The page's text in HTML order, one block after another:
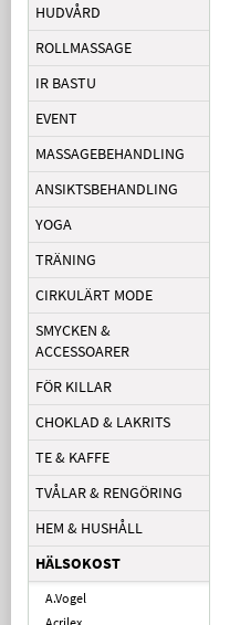
HUDVÅRD
ROLLMASSAGE
IR BASTU
EVENT
MASSAGEBEHANDLING
ANSIKTSBEHANDLING
YOGA
TRÄNING
CIRKULÄRT MODE
SMYCKEN &
ACCESSOARER
FÖR KILLAR
CHOKLAD & LAKRITS
TE & KAFFE
TVÅLAR & RENGÖRING
HEM & HUSHÅLL
HÄLSOKOST
A.Vogel
Acrilex